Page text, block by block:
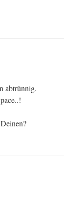
abtrünnig.